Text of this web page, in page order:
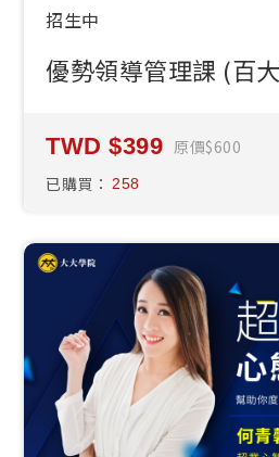
招生中
優勢領導管理課 (百
399 原價 600
已購買：
258